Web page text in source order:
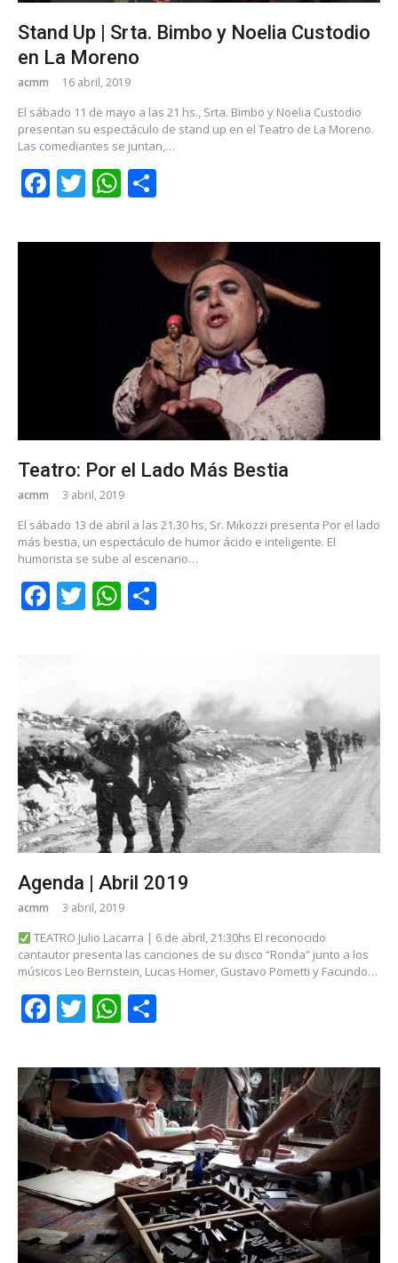
Stand Up | Srta. Bimbo y Noelia Custodio
en La Moreno
acmm 16 abril, 2019
El sábado 11 de mayo a las 21 hs., Srta. Bimbo y Noelia Custodio
presentan su espectáculo de stand up en el Teatro de La Moreno.
Las comediantes se juntan,…
Facebook
TwitterWhatsApp
Teatro: Por el Lado Más Bestia
acmm 3 abril, 2019
El sábado 13 de abril a las 21.30 hs, Sr. Mikozzi presenta Por el lado
más bestia, un espectáculo de humor ácido e inteligente. El
humorista se sube al escenario…
Facebook
TwitterWhatsApp
Agenda | Abril 2019
acmm 3 abril, 2019
TEATRO Julio Lacarra | 6 de abril, 21:30hs El reconocido
cantautor presenta las canciones de su disco “Ronda” junto a los
músicos Leo Bernstein, Lucas Homer, Gustavo Pometti y Facundo…
Facebook
TwitterWhatsApp